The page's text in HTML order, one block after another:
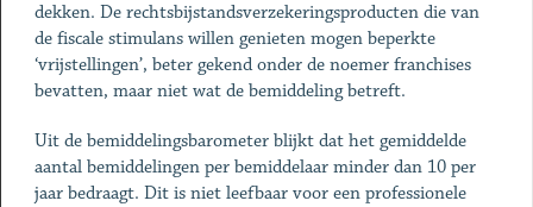
dekken. De rechtsbijstandsverzekeringsproducten die van
de fiscale stimulans willen genieten mogen beperkte
‘vrijstellingen’, beter gekend onder de noemer franchises
bevatten, maar niet wat de bemiddeling betreft.
Uit de bemiddelingsbarometer blijkt dat het gemiddelde
aantal bemiddelingen per bemiddelaar minder dan 10 per
jaar bedraagt. Dit is niet leefbaar voor een professionele